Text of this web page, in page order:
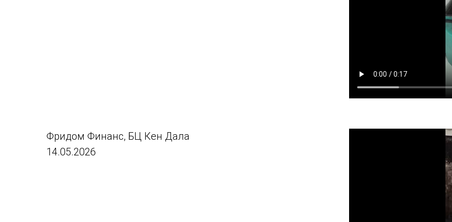
Фридом Финанс, БЦ Кен Дала
14.05.2026